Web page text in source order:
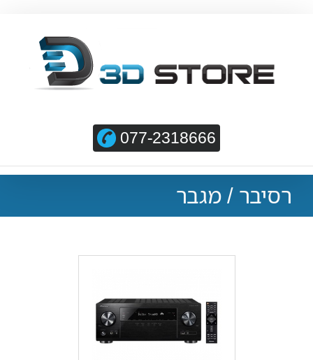
077-2318666
רסיבר / מגבר